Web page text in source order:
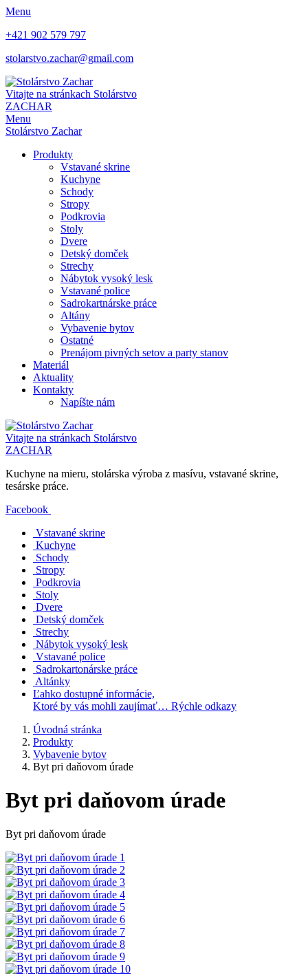
Menu
+421 902 579 797
stolarstvo.zachar@gmail.com
Vitajte na stránkach Stolárstvo
ZACHAR
Menu
Stolárstvo Zachar
Produkty
Vstavané skrine
Kuchyne
Schody
Stropy
Podkrovia
Stoly
Dvere
Detský domček
Strechy
Nábytok vysoký lesk
Vstavané police
Sadrokartnárske práce
Altány
Vybavenie bytov
Ostatné
Prenájom pivných setov a party stanov
Materiál
Aktuality
Kontakty
Napíšte nám
Vitajte na stránkach Stolárstvo
ZACHAR
Kuchyne na mieru, stolárska výroba z masívu, vstavané skrine,
tesárske práce.
Facebook
Vstavané skrine
Kuchyne
Schody
Stropy
Podkrovia
Stoly
Dvere
Detský domček
Strechy
Nábytok vysoký lesk
Vstavané police
Sadrokartonárske práce
Altánky
Ľahko dostupné informácie,
Ktoré by vás mohli zaujímať… Rýchle odkazy
Úvodná stránka
Produkty
Vybavenie bytov
Byt pri daňovom úrade
Byt pri daňovom úrade
Byt pri daňovom úrade